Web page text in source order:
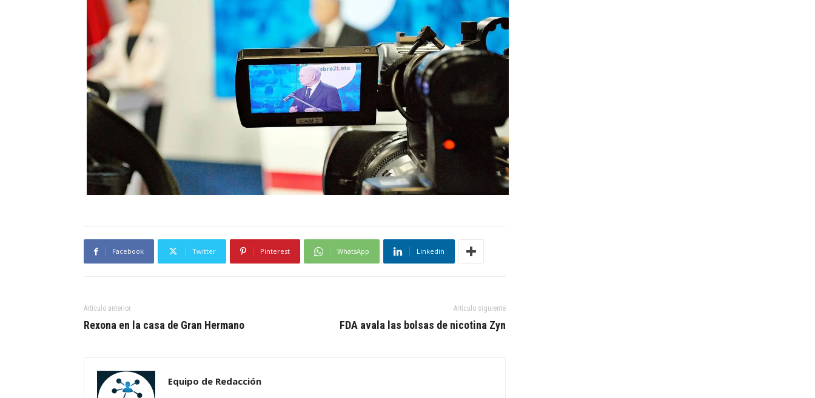
Facebook Twitter Pinterest WhatsApp Linkedin
Artículo anterior
Rexona en la casa de Gran Hermano
Artículo siguiente
FDA avala las bolsas de nicotina Zyn
Equipo de Redacción